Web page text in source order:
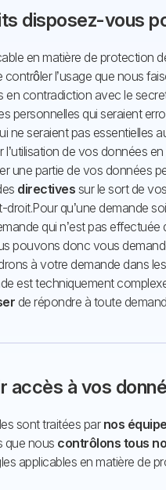
disposez-vous
en matière de protection
contrôler l’usage que nous
en contradiction avec le
personnelles qui seraient
ne seraient pas essentielles
de vos données
une partie de vos données
directives sur le sort de
droit.Pour qu’une demande
qui n’est pas effectuée
pouvons donc vous
à votre demande dans les
est techniquement
de répondre à toute
accès à vos
sont traitées par nos
que nous contrôlons tous
applicables en matière de